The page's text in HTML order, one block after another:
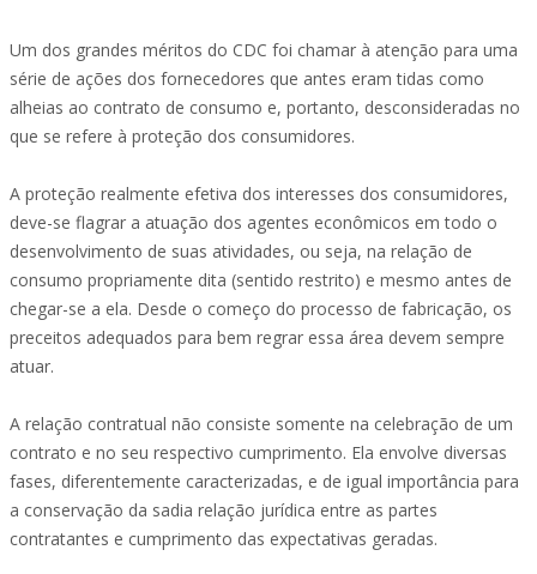
Um dos grandes méritos do CDC foi chamar à atenção para uma
série de ações dos fornecedores que antes eram tidas como
alheias ao contrato de consumo e, portanto, desconsideradas no
que se refere à proteção dos consumidores.
A proteção realmente efetiva dos interesses dos consumidores,
deve-se flagrar a atuação dos agentes econômicos em todo o
desenvolvimento de suas atividades, ou seja, na relação de
consumo propriamente dita (sentido restrito) e mesmo antes de
chegar-se a ela. Desde o começo do processo de fabricação, os
preceitos adequados para bem regrar essa área devem sempre
atuar.
A relação contratual não consiste somente na celebração de um
contrato e no seu respectivo cumprimento. Ela envolve diversas
fases, diferentemente caracterizadas, e de igual importância para
a conservação da sadia relação jurídica entre as partes
contratantes e cumprimento das expectativas geradas.